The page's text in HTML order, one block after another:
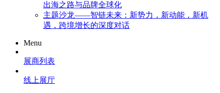
出海之路与品牌全球化
主题沙龙——智链未来：新势力，新动能，新机
遇，跨境增长的深度对话
Menu
展商列表
线上展厅